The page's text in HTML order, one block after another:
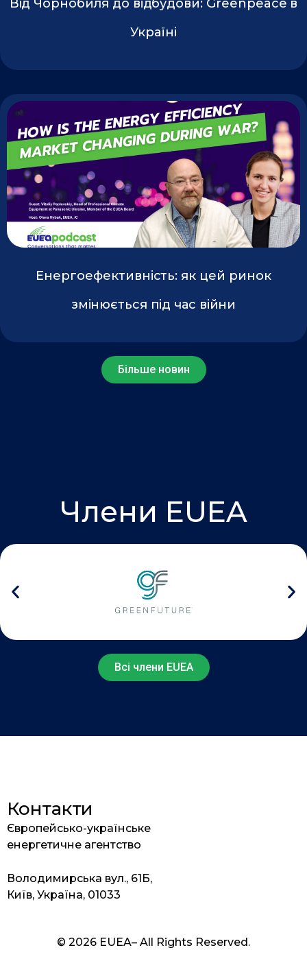
Від Чорнобиля до відбудови: Greenpeace в
Україні
Енергоефективність: як цей ринок
змінюється під час війни
Більше новин
Члени EUEA
Всі члени EUEA
Контакти
Європейсько-українське
енергетичне агентство
Володимирська вул., 61Б,
Київ, Україна, 01033
© 2026 EUEA– All Rights Reserved.